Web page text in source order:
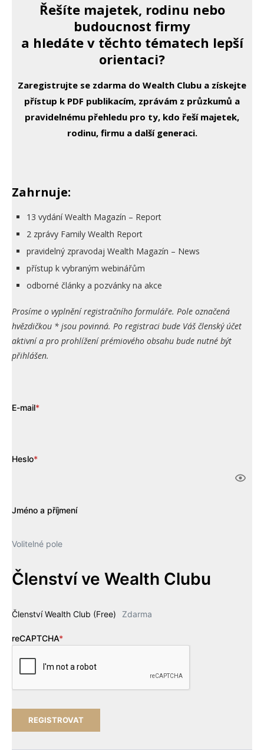
Řešíte majetek, rodinu nebo
budoucnost firmy
a hledáte v těchto tématech lepší
orientaci?
Zaregistrujte se zdarma do Wealth Clubu a získejte
přístup k PDF publikacím, zprávám z průzkumů a
pravidelnému přehledu pro ty, kdo řeší majetek,
rodinu, firmu a další generaci.
Zahrnuje:
13 vydání Wealth Magazín – Report
2 zprávy Family Wealth Report
pravidelný zpravodaj Wealth Magazín – News
přístup k vybraným webinářům
odborné články a pozvánky na akce
Prosíme o vyplnění registračního formuláře. Pole označená
hvězdičkou * jsou povinná. Po registraci bude Váš členský účet
aktivní a pro prohlížení prémiového obsahu bude nutné být
přihlášen.
E-mail*
Heslo*
Jméno a příjmení
Volitelné pole
Členství ve Wealth Clubu
Členství Wealth Club (Free) Zdarma
reCAPTCHA*